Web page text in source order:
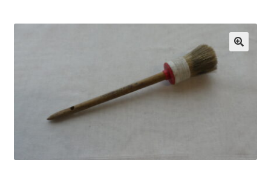
Standort & Öffnungszeiten
Impressum